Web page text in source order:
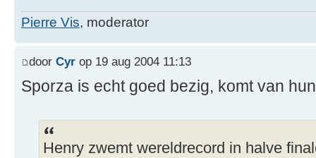
Pierre Vis, moderator
door Cyr op 19 aug 2004 11:13
Sporza is echt goed bezig, komt van
Henry zwemt wereldrecord in halve